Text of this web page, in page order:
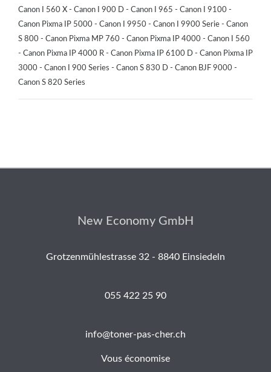
Canon I 560 X - Canon I 900 D - Canon I 965 - Canon I 9100 -
Canon Pixma IP 5000 - Canon I 9950 - Canon I 9900 Serie - Canon
S 800 - Canon Pixma MP 760 - Canon Pixma IP 4000 - Canon I 560
- Canon Pixma IP 4000 R - Canon Pixma IP 6100 D - Canon Pixma IP
3000 - Canon I 900 Series - Canon S 830 D - Canon BJF 9000 -
Canon S 820 Series
New Economy GmbH
Grotzenmühlestrasse 32 - 8840 Einsiedeln
055 422 25 90
info@toner-pas-cher.ch
Vous économise